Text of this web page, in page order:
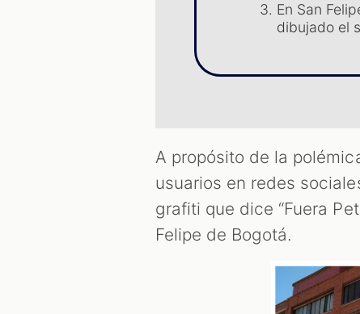
En San
dibujado el
A propósito de la
usuarios en redes
grafiti que dice “Fuera
Felipe de Bogotá.